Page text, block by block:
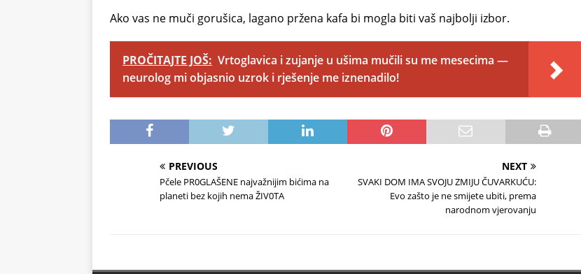
Ako vas ne muči gorušica, lagano pržena kafa bi mogla biti vaš najbolji izbor.
PROČITAJTE JOŠ: Vrtoglavica i zujanje u ušima mučili su me mesecima —
neurolog mi objasnio uzrok i rješenje me iznenadilo!
PREVIOUS
Pčele PR0GLAŠENE najvažnijim bićima na
planeti bez kojih nema ŽIV0TA
NEXT
SVAKI DOM IMA SVOJU ZMIJU ČUVARKUĆU:
Evo zašto je ne smijete ubiti, prema
narodnom vjerovanju